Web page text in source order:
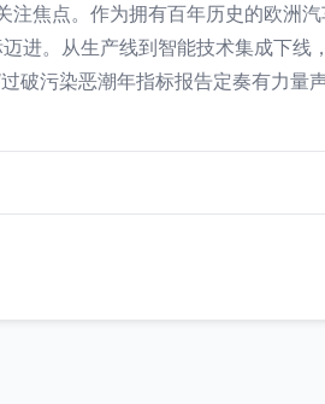
焦点。作为拥有百年历史的欧洲
进。从生产线到智能技术集成下
污染恶潮年指标报告定奏有力量